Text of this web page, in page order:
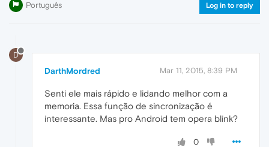
Português Log in to reply
D
DarthMordred Mar 11, 2015, 8:39 PM
Senti ele mais rápido e lidando melhor com a
memoria. Essa função de sincronização é
interessante. Mas pro Android tem opera blink?
0